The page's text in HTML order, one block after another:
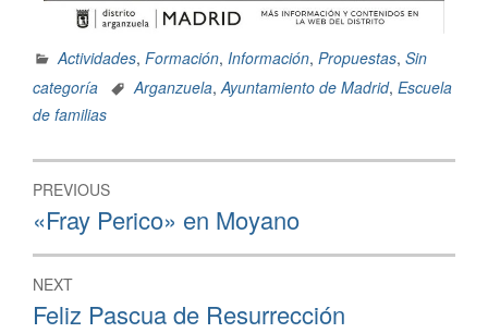
Actividades, Formación, Información, Propuestas, Sin
categoría
Arganzuela, Ayuntamiento de Madrid, Escuela
de familias
PREVIOUS
«Fray Perico» en Moyano
NEXT
Feliz Pascua de Resurrección